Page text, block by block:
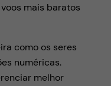
mais baratos
como os seres
numéricas.
melhor